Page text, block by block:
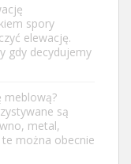
spory
elewację.
gdy decydujemy
meblową?
są
metal,
te można obecnie